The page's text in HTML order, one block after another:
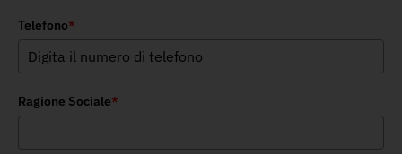
Telefono*
Ragione Sociale*